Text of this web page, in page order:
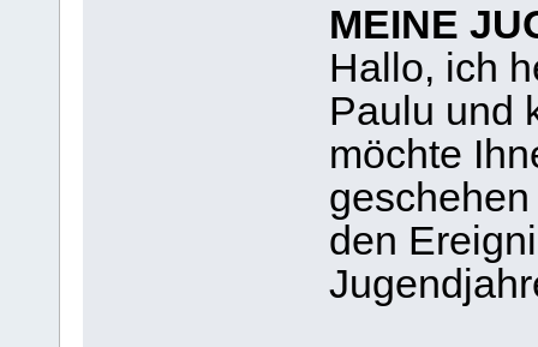
MEINE
Hallo, ich
Paulu und
möchte
den